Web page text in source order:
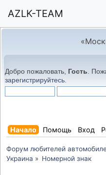
AZLK-TEAM
Добро пожаловать, Гость .
зарегистрируйтесь
Начало Помощь Вход
Форум любителей
Украина » Номерной знак